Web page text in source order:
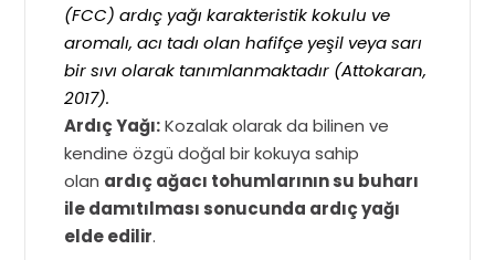
(FCC) ardıç yağı karakteristik kokulu ve
aromalı, acı tadı olan hafifçe yeşil veya sarı
bir sıvı olarak tanımlanmaktadır (Attokaran,
2017).
Ardıç Yağı:Kozalak olarak da bilinen ve
kendine özgü doğal bir kokuya sahip
olan ardıç ağacı tohumlarının su buharı
ile damıtılması sonucunda ardıç yağı
elde edilir.